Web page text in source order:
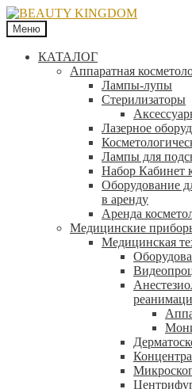
Меню
КАТАЛОГ
Аппаратная
Лампы-лупы
Стерилизаторы
Лазерное
Лампы для
Набор Кабинет
Оборудование
в аренду
Аренда
Медицинские
Медицинская